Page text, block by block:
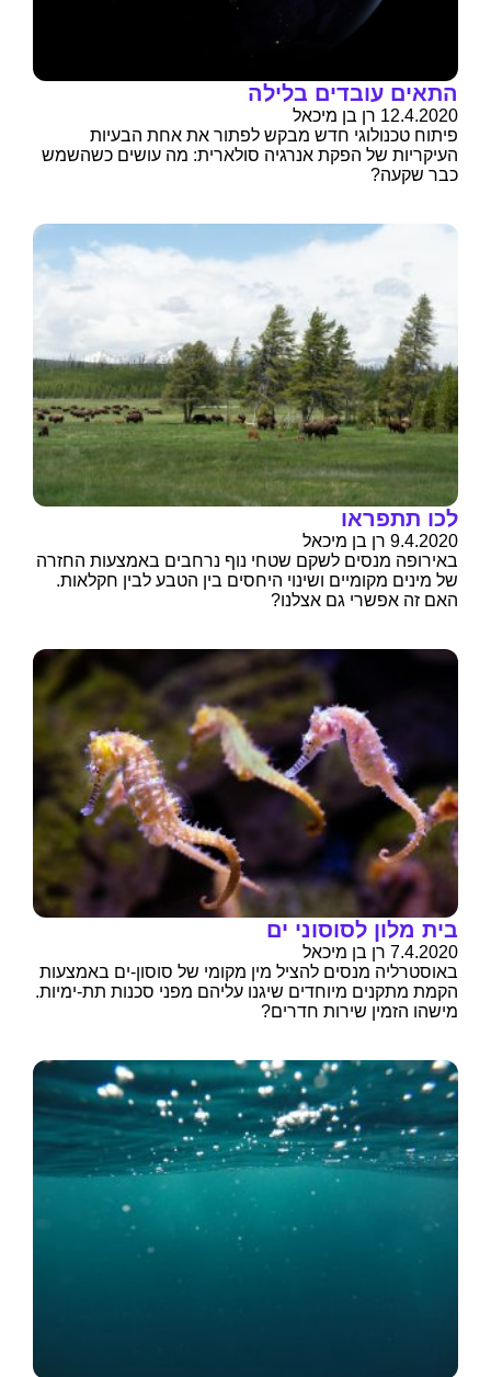
התאים עובדים בלילה
12.4.2020 רן בן מיכאל
פיתוח טכנולוגי חדש מבקש לפתור את אחת הבעיות
העיקריות של הפקת אנרגיה סולארית: מה עושים כשהשמש
כבר שקעה?
לכו תתפראו
9.4.2020 רן בן מיכאל
באירופה מנסים לשקם שטחי נוף נרחבים באמצעות החזרה
של מינים מקומיים ושינוי היחסים בין הטבע לבין חקלאות.
האם זה אפשרי גם אצלנו?
בית מלון לסוסוני ים
7.4.2020 רן בן מיכאל
באוסטרליה מנסים להציל מין מקומי של סוסון-ים באמצעות
הקמת מתקנים מיוחדים שיגנו עליהם מפני סכנות תת-ימיות.
מישהו הזמין שירות חדרים?